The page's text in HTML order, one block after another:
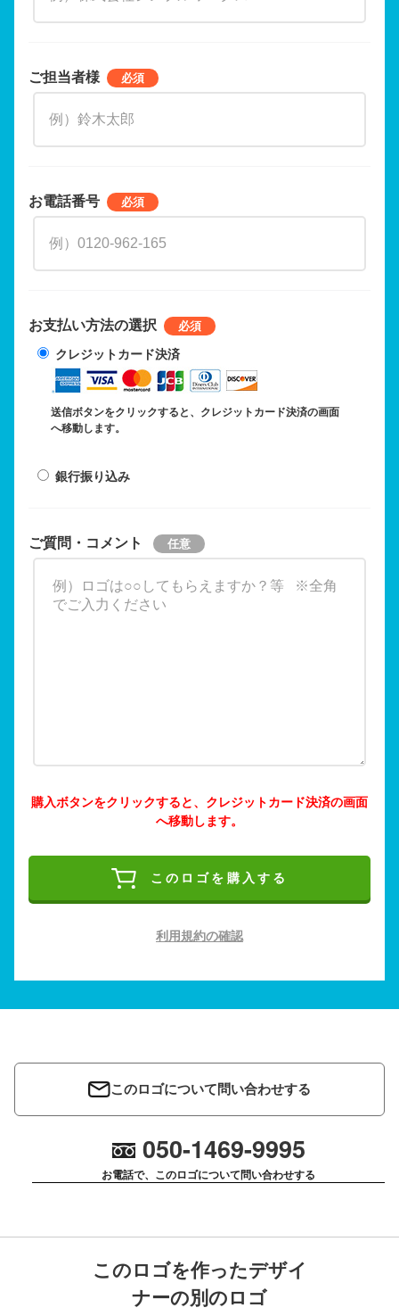
ご担当者様
お電話番号
お支払い方法の選択
クレジットカード決済
送信ボタンをクリックすると、クレジットカード決済の画面
へ移動します。
銀行振り込み
ご質問・コメント
購入ボタンをクリックすると、クレジットカード決済の画面
へ移動します。
このロゴを購入する
利用規約の確認
このロゴについて問い合わせする
050-1469-9995
お電話で、このロゴについて問い合わせする
このロゴを作ったデザイ
ナーの別のロゴ